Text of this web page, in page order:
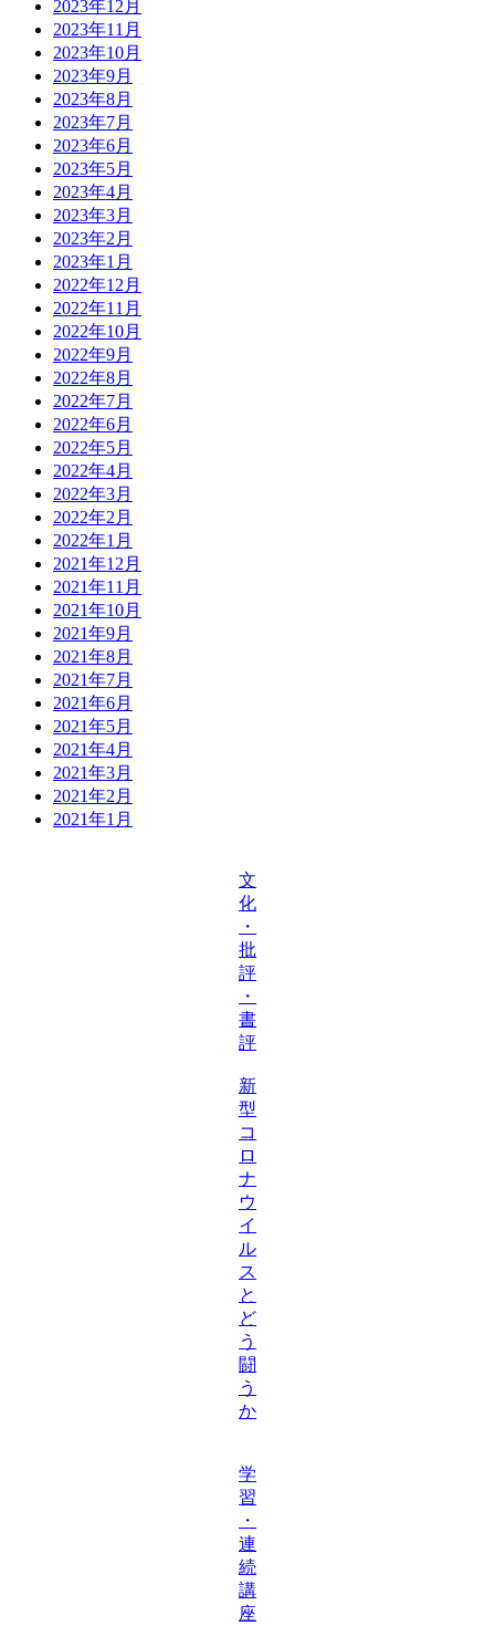
2023年12月
2023年11月
2023年10月
2023年9月
2023年8月
2023年7月
2023年6月
2023年5月
2023年4月
2023年3月
2023年2月
2023年1月
2022年12月
2022年11月
2022年10月
2022年9月
2022年8月
2022年7月
2022年6月
2022年5月
2022年4月
2022年3月
2022年2月
2022年1月
2021年12月
2021年11月
2021年10月
2021年9月
2021年8月
2021年7月
2021年6月
2021年5月
2021年4月
2021年3月
2021年2月
2021年1月
文
化
・
批
評
・
書
評
新
型
コ
ロ
ナ
ウ
イ
ル
ス
と
ど
う
闘
う
か
学
習
・
連
続
講
座